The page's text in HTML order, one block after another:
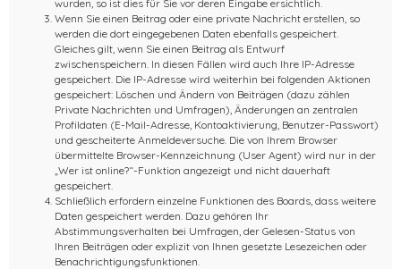
wurden, so ist dies für Sie vor deren Eingabe ersichtlich.
Wenn Sie einen Beitrag oder eine private Nachricht erstellen, so
werden die dort eingegebenen Daten ebenfalls gespeichert.
Gleiches gilt, wenn Sie einen Beitrag als Entwurf
zwischenspeichern. In diesen Fällen wird auch Ihre IP-Adresse
gespeichert. Die IP-Adresse wird weiterhin bei folgenden Aktionen
gespeichert: Löschen und Ändern von Beiträgen (dazu zählen
Private Nachrichten und Umfragen), Änderungen an zentralen
Profildaten (E-Mail-Adresse, Kontoaktivierung, Benutzer-Passwort)
und gescheiterte Anmeldeversuche. Die von Ihrem Browser
übermittelte Browser-Kennzeichnung (User Agent) wird nur in der
„Wer ist online?“-Funktion angezeigt und nicht dauerhaft
gespeichert.
Schließlich erfordern einzelne Funktionen des Boards, dass weitere
Daten gespeichert werden. Dazu gehören Ihr
Abstimmungsverhalten bei Umfragen, der Gelesen-Status von
Ihren Beiträgen oder explizit von Ihnen gesetzte Lesezeichen oder
Benachrichtigungsfunktionen.